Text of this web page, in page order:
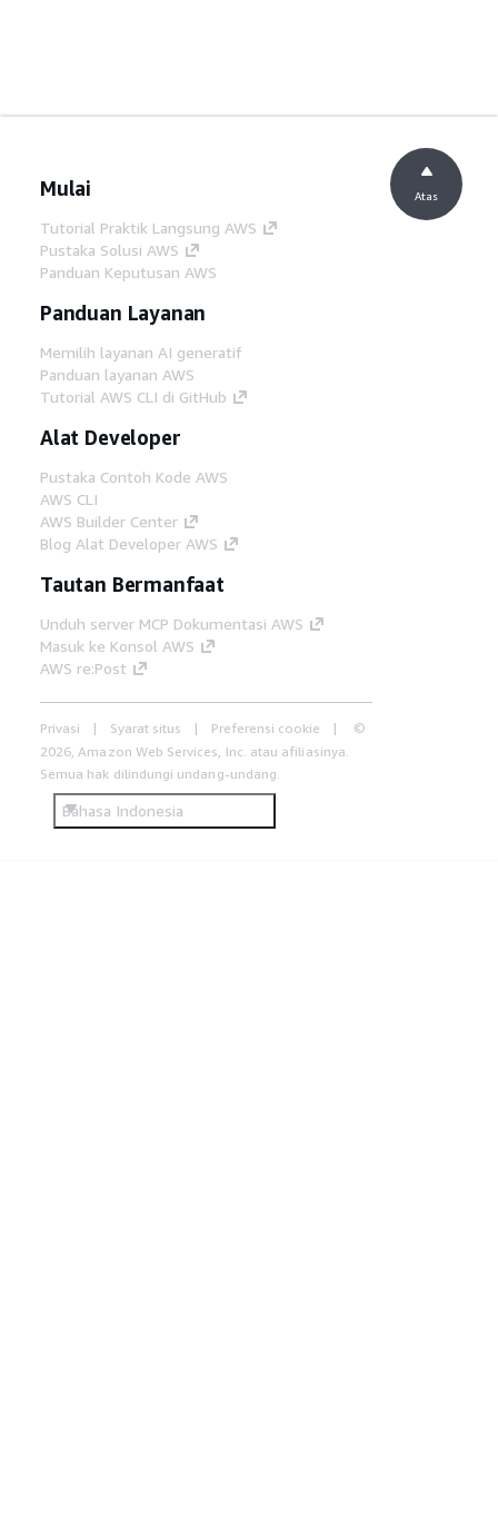
Mulai
Tutorial Praktik Langsung AWS
Pustaka Solusi AWS
Panduan Keputusan AWS
Panduan Layanan
Memilih layanan AI generatif
Panduan layanan AWS
Tutorial AWS CLI di GitHub
Alat Developer
Pustaka Contoh Kode AWS
AWS CLI
AWS Builder Center
Blog Alat Developer AWS
Tautan Bermanfaat
Unduh server MCP Dokumentasi AWS
Masuk ke Konsol AWS
AWS re:Post
Privasi Syarat situs Preferensi cookie
©
2026, Amazon Web Services, Inc. atau afiliasinya.
Semua hak dilindungi undang-undang.
Bahasa Indonesia
Atas